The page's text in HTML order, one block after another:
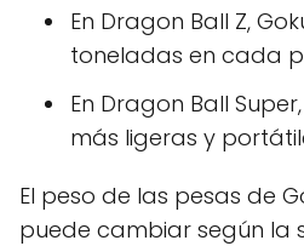
En Dragon Ball Z,
toneladas en cada
En Dragon Ball
más ligeras y
El peso de las pesas de
puede cambiar según la